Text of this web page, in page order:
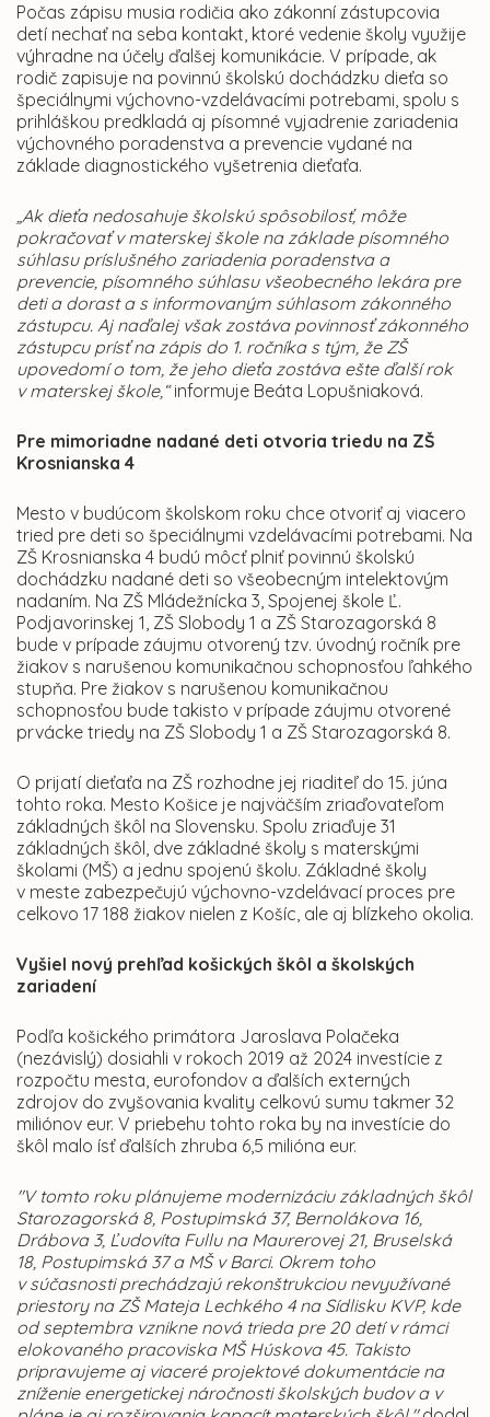
Počas zápisu musia rodičia ako zákonní zástupcovia
detí nechať na seba kontakt, ktoré vedenie školy využije
výhradne na účely ďalšej komunikácie. V prípade, ak
rodič zapisuje na povinnú školskú dochádzku dieťa so
špeciálnymi výchovno-vzdelávacími potrebami, spolu s
prihláškou predkladá aj písomné vyjadrenie zariadenia
výchovného poradenstva a prevencie vydané na
základe diagnostického vyšetrenia dieťaťa.
„Ak dieťa nedosahuje školskú spôsobilosť, môže
pokračovať v materskej škole na základe písomného
súhlasu príslušného zariadenia poradenstva a
prevencie, písomného súhlasu všeobecného lekára pre
deti a dorast a s informovaným súhlasom zákonného
zástupcu. Aj naďalej však zostáva povinnosť zákonného
zástupcu prísť na zápis do 1. ročníka s tým, že ZŠ
upovedomí o tom, že jeho dieťa zostáva ešte ďalší rok
v materskej škole,“informuje Beáta Lopušniaková.
Pre mimoriadne nadané deti otvoria triedu na ZŠ
Krosnianska 4
Mesto v budúcom školskom roku chce otvoriť aj viacero
tried pre deti so špeciálnymi vzdelávacími potrebami. Na
ZŠ Krosnianska 4 budú môcť plniť povinnú školskú
dochádzku nadané deti so všeobecným intelektovým
nadaním. Na ZŠ Mládežnícka 3, Spojenej škole Ľ.
Podjavorinskej 1, ZŠ Slobody 1 a ZŠ Starozagorská 8
bude v prípade záujmu otvorený tzv. úvodný ročník pre
žiakov s narušenou komunikačnou schopnosťou ľahkého
stupňa. Pre žiakov s narušenou komunikačnou
schopnosťou bude takisto v prípade záujmu otvorené
prvácke triedy na ZŠ Slobody 1 a ZŠ Starozagorská 8.
O prijatí dieťaťa na ZŠ rozhodne jej riaditeľ do 15. júna
tohto roka. Mesto Košice je najväčším zriaďovateľom
základných škôl na Slovensku. Spolu zriaďuje 31
základných škôl, dve základné školy s materskými
školami (MŠ) a jednu spojenú školu. Základné školy
v meste zabezpečujú výchovno-vzdelávací proces pre
celkovo 17 188 žiakov nielen z Košíc, ale aj blízkeho okolia.
Vyšiel nový prehľad košických škôl a školských
zariadení
Podľa košického primátora Jaroslava Polačeka
(nezávislý) dosiahli v rokoch 2019 až 2024 investície z
rozpočtu mesta, eurofondov a ďalších externých
zdrojov do zvyšovania kvality celkovú sumu takmer 32
miliónov eur. V priebehu tohto roka by na investície do
škôl malo ísť ďalších zhruba 6,5 milióna eur.
"V tomto roku plánujeme modernizáciu základných škôl
Starozagorská 8, Postupimská 37, Bernolákova 16,
Drábova 3, Ľudovíta Fullu na Maurerovej 21, Bruselská
18, Postupimská 37 a MŠ v Barci. Okrem toho
v súčasnosti prechádzajú rekonštrukciou nevyužívané
priestory na ZŠ Mateja Lechkého 4 na Sídlisku KVP, kde
od septembra vznikne nová trieda pre 20 detí v rámci
elokovaného pracoviska MŠ Húskova 45. Takisto
pripravujeme aj viaceré projektové dokumentácie na
zníženie energetickej náročnosti školských budov a v